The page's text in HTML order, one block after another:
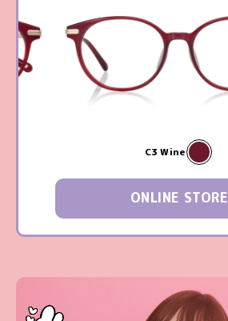
C3 Wine
ONLINE STORE